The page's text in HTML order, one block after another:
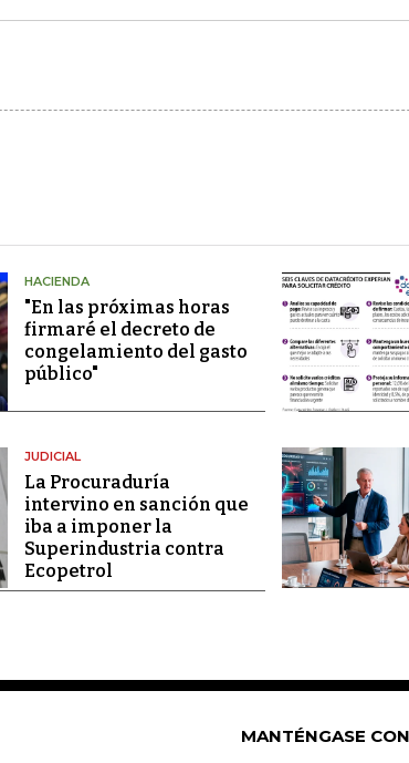
HACIENDA
"En las próximas horas
firmaré el decreto de
congelamiento del gasto
público"
JUDICIAL
La Procuraduría
intervino en sanción que
iba a imponer la
Superindustria contra
Ecopetrol
MANTÉNGASE